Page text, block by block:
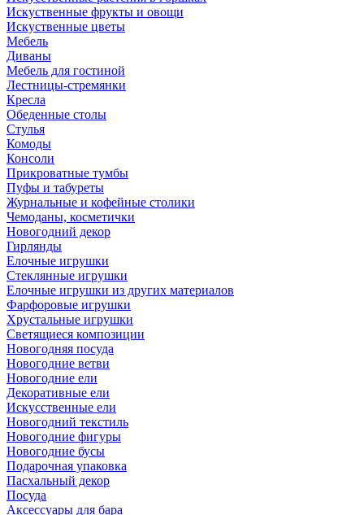
Искуственные фрукты и овощи
Искуственные цветы
Мебель
Диваны
Мебель для гостиной
Лестницы-стремянки
Кресла
Обеденные столы
Стулья
Комоды
Консоли
Прикроватные тумбы
Пуфы и табуреты
Журнальные и кофейные столики
Чемоданы, косметички
Новогодний декор
Гирлянды
Елочные игрушки
Стеклянные игрушки
Елочные игрушки из других материалов
Фарфоровые игрушки
Хрустальные игрушки
Светящиеся композиции
Новогодняя посуда
Новогодние ветви
Новогодние ели
Декоративные ели
Искусственные ели
Новогодний текстиль
Новогодние фигуры
Новогодние бусы
Подарочная упаковка
Пасхальный декор
Посуда
Аксессуары для бара